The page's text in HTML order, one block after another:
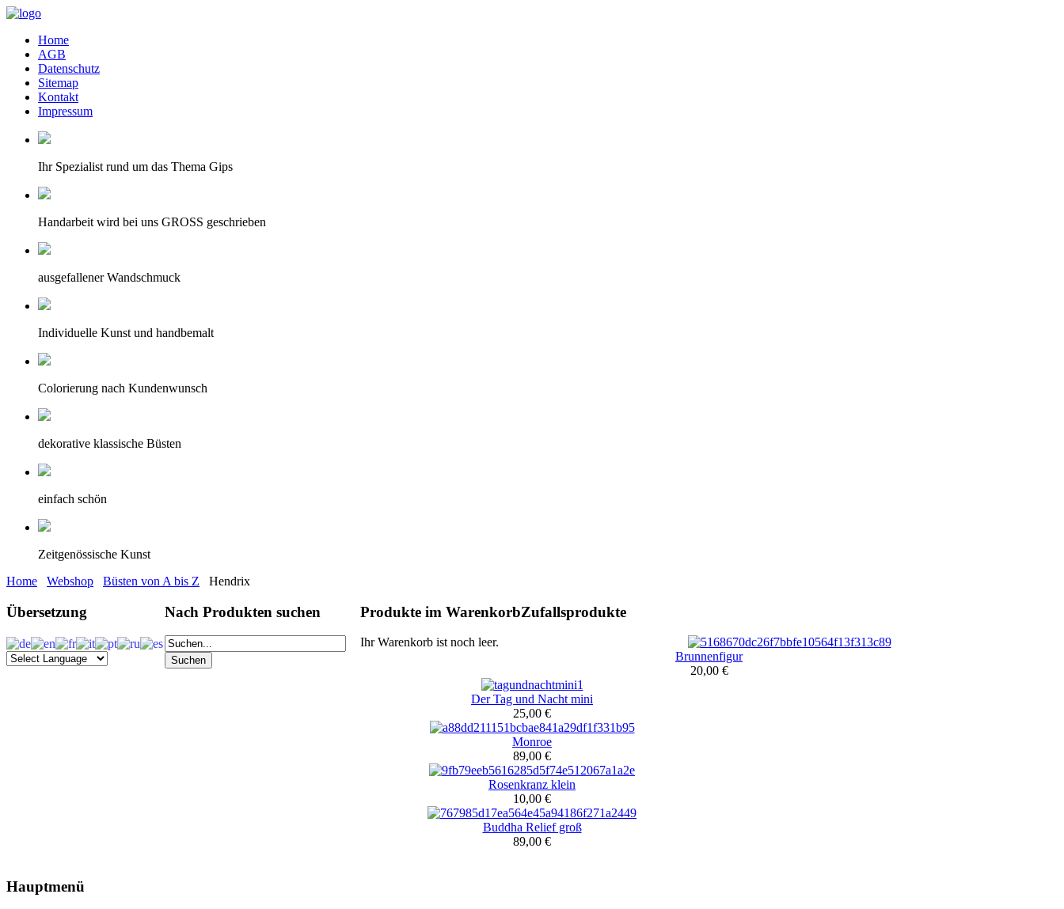
Home
AGB
Datenschutz
Sitemap
Kontakt
Impressum
Ihr Spezialist rund um das Thema Gips
Handarbeit wird bei uns GROSS geschrieben
ausgefallener Wandschmuck
Individuelle Kunst und handbemalt
Colorierung nach Kundenwunsch
dekorative klassische Büsten
einfach schön
Zeitgenössische Kunst
Home
Webshop Büsten von A bis Z Hendrix
Übersetzung Nach Produkten suchen Produkte im Warenkorb
Ihr Warenkorb ist noch leer.
Zufallsprodukte
Brunnenfigur
20,00 €
Der Tag und Nacht mini
25,00 €
Monroe
89,00 €
Rosenkranz klein
10,00 €
Buddha Relief groß
89,00 €
Hauptmenü